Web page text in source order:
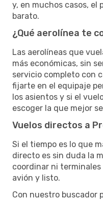
y, en muchos casos, el
barato.
¿Qué aerolínea te
Las aerolíneas que
más económicas, sin
servicio completo con
fijarte en el equipaje
los asientos y si el
escoger la que mejor
Vuelos directos a
Si el tiempo es lo que
directo es sin duda la
coordinar ni
avión y listo.
Con nuestro buscador